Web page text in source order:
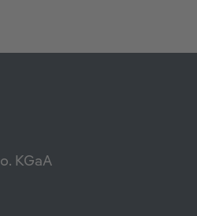
KGaA